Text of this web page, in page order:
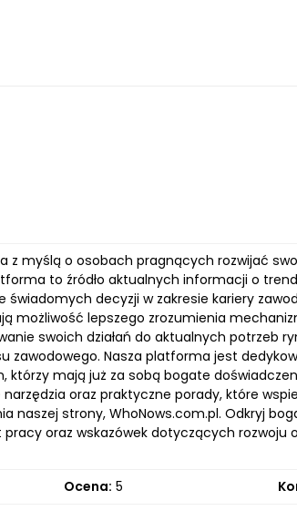
z myślą o osobach pragnących rozwijać
to źródło aktualnych informacji o
decyzji w zakresie kariery
możliwość lepszego zrozumienia
swoich działań do aktualnych potrzeb
zawodowego. Nasza platforma jest
którzy mają już za sobą bogate
oraz praktyczne porady, które
naszej strony, WhoNows.com.pl. Odkryj
oraz wskazówek dotyczących rozwoju
Ocena: 5